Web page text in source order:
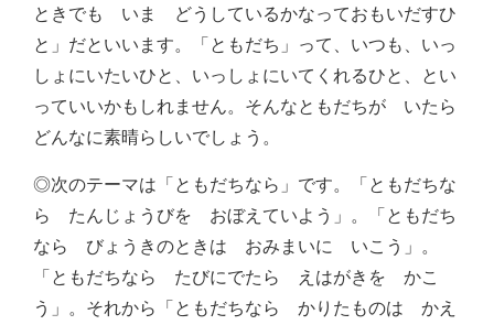
ときでも いま どうしているかなっておもいだすひ
と」だといいます。「ともだち」って、いつも、いっ
しょにいたいひと、いっしょにいてくれるひと、とい
っていいかもしれません。そんなともだちが いたら
どんなに素晴らしいでしょう。
◎次のテーマは「ともだちなら」です。「ともだちな
ら たんじょうびを おぼえていよう」。「ともだち
なら びょうきのときは おみまいに いこう」。
「ともだちなら たびにでたら えはがきを かこ
う」。それから「ともだちなら かりたものは かえ